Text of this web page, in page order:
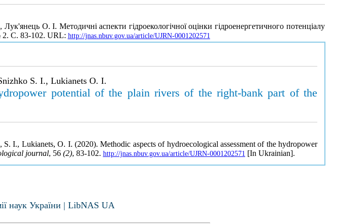
О. І. Методичні аспекти гідроекологічної оцінки гідроенергетичного потенціалу
С. 83-102. URL: http://jnas.nbuv.gov.ua/article/UJRN-0001202571
S. I., Lukianets O. I.
potential of the plain rivers of the right-bank part of the
I., Lukianets, O. I. (2020). Methodic aspects of hydroecological assessment of the hydropower
journal, 56 (2), 83-102. http://jnas.nbuv.gov.ua/article/UJRN-0001202571 [In Ukrainian].
наук України | LibNAS UA